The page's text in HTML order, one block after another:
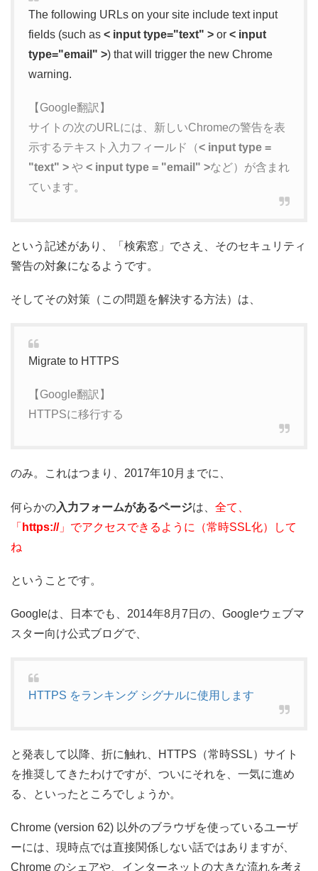
The following URLs on your site include text input
fields (such as < input type="text" > or < input
type="email" >) that will trigger the new Chrome
warning.
【Google翻訳】
サイトの次のURLには、新しいChromeの警告を表
示するテキスト入力フィールド（< input type =
"text" > や < input type = "email" >など）が含まれ
ています。
という記述があり、「検索窓」でさえ、そのセキュリティ
警告の対象になるようです。
そしてその対策（この問題を解決する方法）は、
Migrate to HTTPS
【Google翻訳】
HTTPSに移行する
のみ。これはつまり、2017年10月までに、
何らかの入力フォームがあるページは、 全て、
「 https://」でアクセスできるように（常時SSL化）して
ね
ということです。
Googleは、日本でも、2014年8月7日の、Googleウェブマ
スター向け公式ブログで、
HTTPS をランキング シグナルに使用します
と発表して以降、折に触れ、HTTPS（常時SSL）サイト
を推奨してきたわけですが、ついにそれを、一気に進め
る、といったところでしょうか。
Chrome (version 62) 以外のブラウザを使っているユーザ
ーには、現時点では直接関係しない話ではありますが、
Chrome のシェアや、インターネットの大きな流れを考え